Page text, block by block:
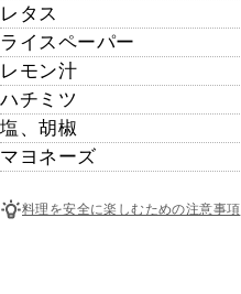
レタス
ライスペーパー
レモン汁
ハチミツ
塩、胡椒
マヨネーズ
料理を安全に楽しむための注意事項